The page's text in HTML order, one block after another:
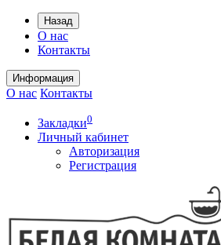
Назад
О нас
Контакты
Информация
О нас Контакты
Закладки0
Личный кабинет
Авторизация
Регистрация